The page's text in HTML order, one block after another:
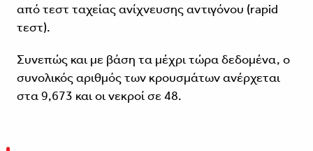
από τεστ ταχείας ανίχνευσης αντιγόνου (rapid
τεστ).
Συνεπώς και με βάση τα μέχρι τώρα δεδομένα, ο
συνολικός αριθμός των κρουσμάτων ανέρχεται
στα 9,673 και οι νεκροί σε 48.